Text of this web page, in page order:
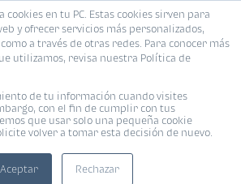
cookies en tu PC. Estas cookies sirven para
y ofrecer servicios más personalizados,
a través de otras redes. Para conocer más
utilizamos, revisa nuestra Política de
de tu información cuando visites
con el fin de cumplir con tus
que usar solo una pequeña cookie
volver a tomar esta decisión de nuevo.
Aceptar Rechazar